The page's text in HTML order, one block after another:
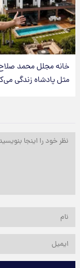
خانه مجلل محمد
مثل پادشاه زندگی